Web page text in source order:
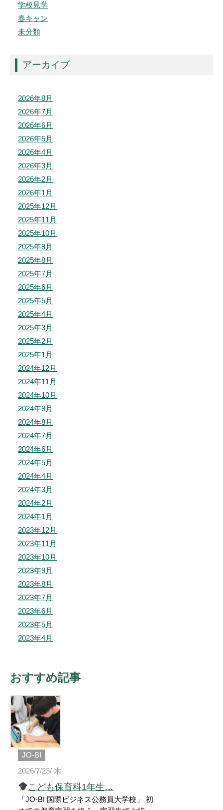
学校見学
春キャン
未分類
アーカイブ
2026年8月
2026年7月
2026年6月
2026年5月
2026年4月
2026年3月
2026年2月
2026年1月
2025年12月
2025年11月
2025年10月
2025年9月
2025年8月
2025年7月
2025年6月
2025年5月
2025年4月
2025年3月
2025年2月
2025年1月
2024年12月
2024年11月
2024年10月
2024年9月
2024年8月
2024年7月
2024年6月
2024年5月
2024年4月
2024年3月
2024年2月
2024年1月
2023年12月
2023年11月
2023年10月
2023年9月
2023年8月
2023年7月
2023年6月
2023年5月
2023年4月
おすすめ記事
JO-BI
2026/7/23/ 木
こども保育科1年生…
「JO-BI 国際ビジネス公務員大学校」 初